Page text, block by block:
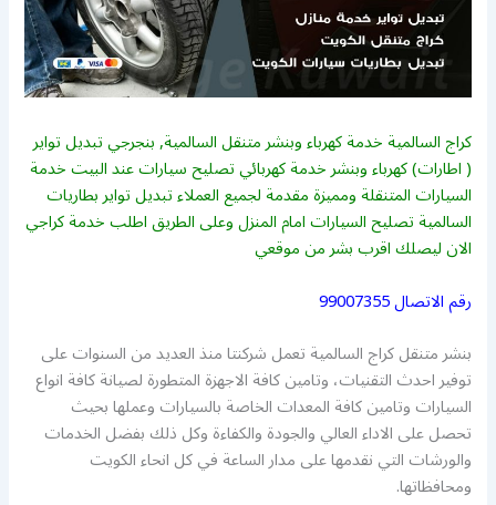
كراج السالمية خدمة كهرباء وبنشر متنقل السالمية, بنجرجي تبديل تواير
( اطارات) كهرباء وبنشر خدمة كهربائي تصليح سيارات عند البيت خدمة
السيارات المتنقلة ومميزة مقدمة لجميع العملاء تبديل تواير بطاريات
السالمية تصليح السيارات امام المنزل وعلى الطريق اطلب خدمة كراجي
الان ليصلك اقرب بشر من موقعي
رقم الاتصال99007355
بنشر متنقل كراج السالمية تعمل شركنتا منذ العديد من السنوات على
توفير احدث التقنيات، وتامين كافة الاجهزة المتطورة لصيانة كافة انواع
السيارات وتامين كافة المعدات الخاصة بالسيارات وعملها بحيث
تحصل على الاداء العالي والجودة والكفاءة وكل ذلك بفضل الخدمات
والورشات التي نقدمها على مدار الساعة في كل انحاء الكويت
ومحافظاتها.